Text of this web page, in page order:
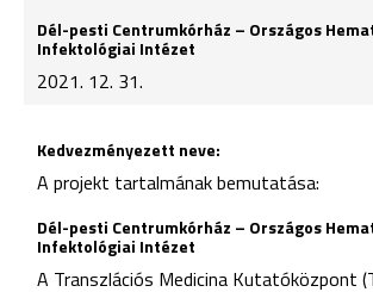
2021. 12. 31.
A projekt tartalmának bemutatása:
A Transzlációs Medicina Kutatóközpont